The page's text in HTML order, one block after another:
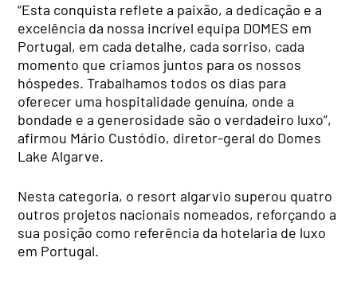
“Esta conquista reflete a paixão, a dedicação e a
excelência da nossa incrível equipa DOMES em
Portugal, em cada detalhe, cada sorriso, cada
momento que criamos juntos para os nossos
hóspedes. Trabalhamos todos os dias para
oferecer uma hospitalidade genuína, onde a
bondade e a generosidade são o verdadeiro luxo”,
afirmou Mário Custódio, diretor-geral do Domes
Lake Algarve.
Nesta categoria, o resort algarvio superou quatro
outros projetos nacionais nomeados, reforçando a
sua posição como referência da hotelaria de luxo
em Portugal.